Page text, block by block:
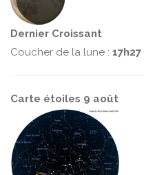
Dernier Croissant
Coucher de la lune : 17h27
Carte étoiles 9 août